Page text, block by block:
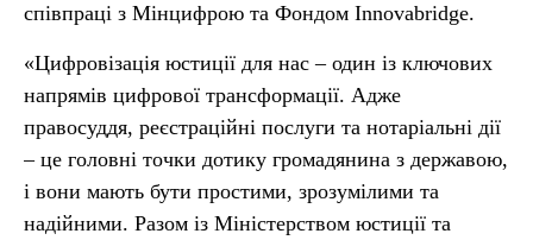
співпраці з Мінцифрою та Фондом Innovabridge.
«Цифровізація юстиції для нас – один із ключових
напрямів цифрової трансформації. Адже
правосуддя, реєстраційні послуги та нотаріальні дії
– це головні точки дотику громадянина з державою,
і вони мають бути простими, зрозумілими та
надійними. Разом із Міністерством юстиції та